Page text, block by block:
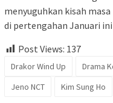
menyuguhkan kisah
di pertengahan Januari
Post Views: 137
Drakor Wind Up Drama
Jeno NCT
Kim Sung Ho